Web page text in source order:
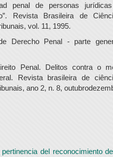
penal de personas
Revista Brasileira de
vol. 11, 1995.
Derecho Penal - parte
Penal. Delitos contra o
Revista brasileira de
ano 2, n. 8,
pertinencia del reconocimiento